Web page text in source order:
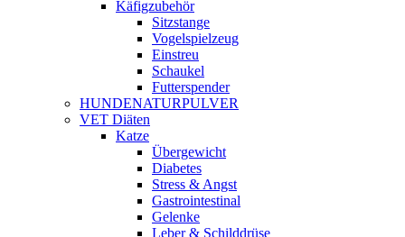
Käfigzubehör
Sitzstange
Vogelspielzeug
Einstreu
Schaukel
Futterspender
HUNDENATURPULVER
VET Diäten
Katze
Übergewicht
Diabetes
Stress & Angst
Gastrointestinal
Gelenke
Leber & Schilddrüse